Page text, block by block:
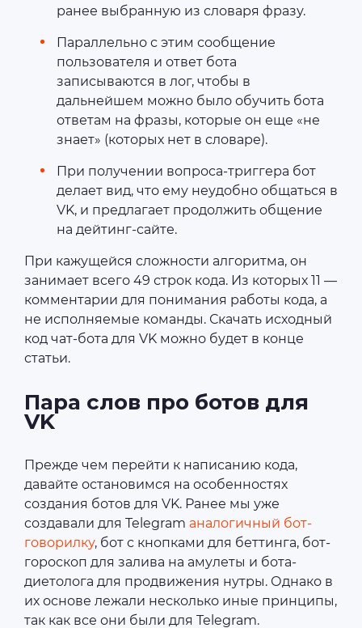
ранее выбранную из словаря фразу.
Параллельно с этим сообщение
пользователя и ответ бота
записываются в лог, чтобы в
дальнейшем можно было обучить бота
ответам на фразы, которые он еще «не
знает» (которых нет в словаре).
При получении вопроса-триггера бот
делает вид, что ему неудобно общаться в
VK, и предлагает продолжить общение
на дейтинг-сайте.
При кажущейся сложности алгоритма, он
занимает всего 49 строк кода. Из которых 11 —
комментарии для понимания работы кода, а
не исполняемые команды. Скачать исходный
код чат-бота для VK можно будет в конце
статьи.
Пара слов про ботов для
VK
Прежде чем перейти к написанию кода,
давайте остановимся на особенностях
создания ботов для VK. Ранее мы уже
создавали для Telegram аналогичный бот-
говорилку, бот с кнопками для беттинга, бот-
гороскоп для залива на амулеты и бота-
диетолога для продвижения нутры. Однако в
их основе лежали несколько иные принципы,
так как все они были для Telegram.